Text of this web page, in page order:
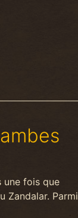
une fois que
Zandalar. Parmi